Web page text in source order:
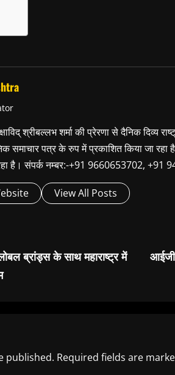
श्रीबल्लभ शर्मा की प्रेरणा से दैनिक दिव्य
समाचार पत्र के रुप में प्रकाशित किया जा रहा
है। संपर्क नम्बर:-+91 9660653702, +91
View All Posts
ब्रांड्स के साथ महाराष्ट्र में
published. Required fields are